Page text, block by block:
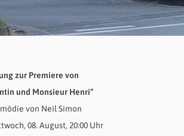
zur Premiere von
und Monsieur Henri“
von Neil Simon
08. August, 20:00 Uhr